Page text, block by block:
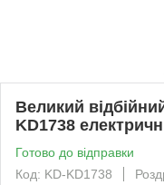
Великий
KD1738
Готово до відправки
Код: KD-KD1738